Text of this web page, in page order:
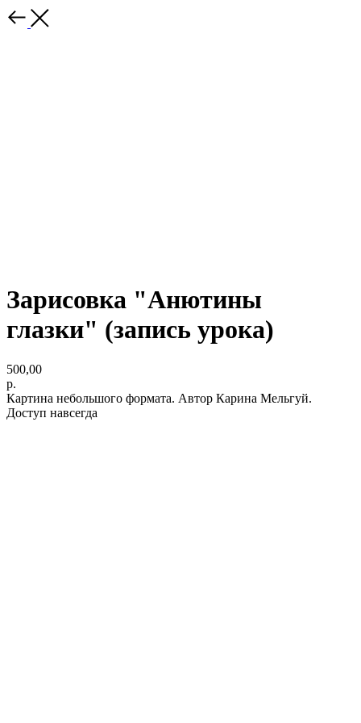
Зарисовка "Анютины
глазки" (запись урока)
500,00
р.
Картина небольшого формата. Автор Карина Мельгуй.
Доступ навсегда